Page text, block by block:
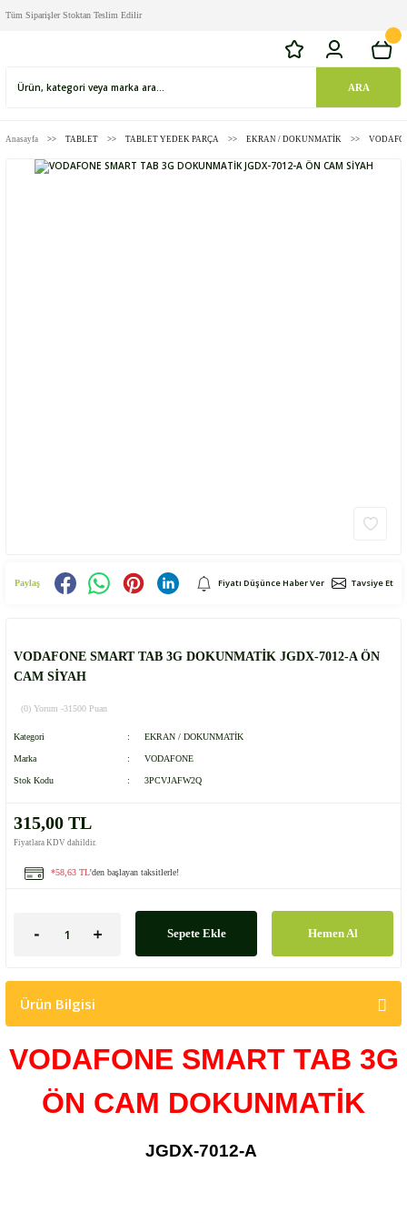
Tüm Siparişler Stoktan Teslim Edilir
ARA
Anasayfa TABLET TABLET YEDEK PARÇA EKRAN / DOKUNMATİK
Paylaş Fiyatı Düşünce Haber Ver Tavsiye Et
VODAFONE SMART TAB 3G DOKUNMATİK JGDX-7012-A ÖN
CAM SİYAH
(0) Yorum -31500 Puan
Kategori EKRAN / DOKUNMATİK
Marka VODAFONE
Stok Kodu 3PCVJAFW2Q
315,00 TL
Fiyatlara KDV dahildir.
*58,63 TL'den başlayan taksitlerle!
Sepete Ekle Hemen Al
Ürün Bilgisi
VODAFONE SMART TAB 3G
ÖN CAM DOKUNMATİK
JGDX-7012-A